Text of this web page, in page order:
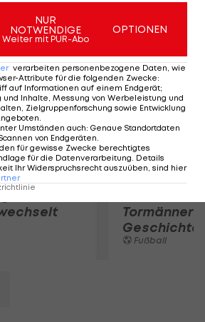
ÖVV-
Tormänner
Geschichte
Fußball
NUR
NOTWENDIGE
Weiter mit PUR-Abo
OPTIONEN
verarbeiten personenbezogene Daten, wie
Attribute für die folgenden Zwecke:
auf Informationen auf einem Endgerät;
und Inhalte, Messung von Werbeleistung und
Zielgruppenforschung sowie Entwicklung
.
Umständen auch: Genaue Standortdaten
von Endgeräten.
für gewisse Zwecke berechtigtes
für die Datenverarbeitung. Details
Ihr Widerspruchsrecht auszuüben, sind hier